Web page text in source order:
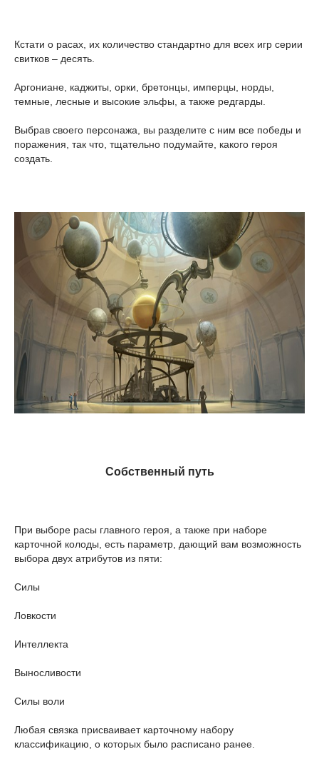
Кстати о расах, их количество стандартно для всех игр серии
свитков – десять.
Аргониане, каджиты, орки, бретонцы, имперцы, норды,
темные, лесные и высокие эльфы, а также редгарды.
Выбрав своего персонажа, вы разделите с ним все победы и
поражения, так что, тщательно подумайте, какого героя
создать.
Собственный путь
При выборе расы главного героя, а также при наборе
карточной колоды, есть параметр, дающий вам возможность
выбора двух атрибутов из пяти:
Силы
Ловкости
Интеллекта
Выносливости
Силы воли
Любая связка присваивает карточному набору
классификацию, о которых было расписано ранее.